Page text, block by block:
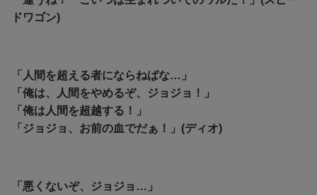
ドワゴン)
「人間を超える者にならねばな…」
「俺は、人間をやめるぞ、ジョジョ！」
「俺は人間を超越する！」
「ジョジョ、お前の血でだぁ！」(ディオ)
「悪くないぞ、ジョジョ…」